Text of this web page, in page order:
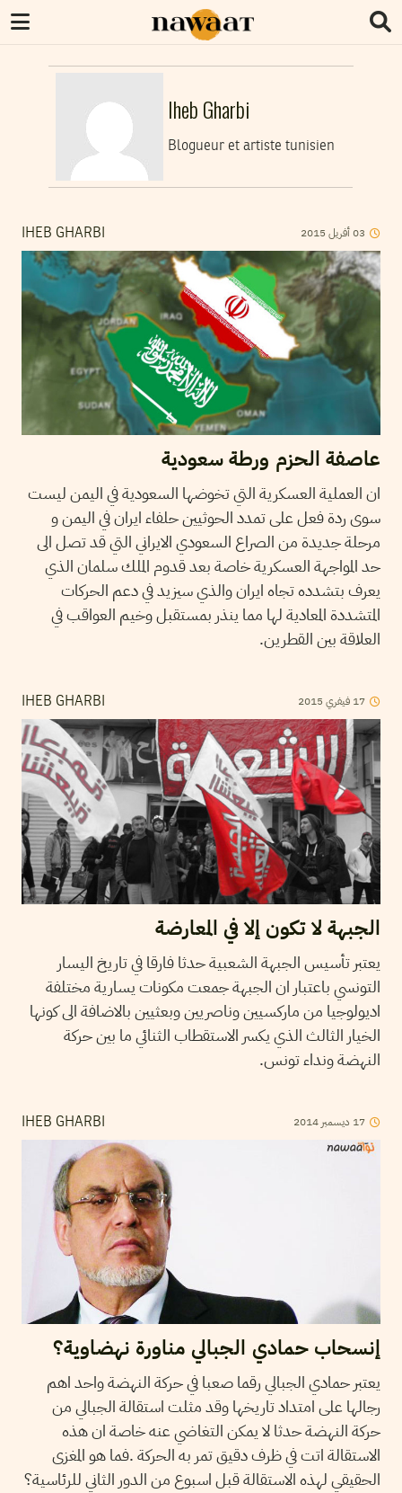
Iheb Gharbi
Blogueur et artiste tunisien
IHEB GHARBI 03أفريل 2015
عاصفة الحزم ورطة سعودية
ان العملية العسكرية التي تخوضها السعودية في اليمن ليست
سوى ردة فعل على تمدد الحوثيين حلفاء ايران في اليمن و
مرحلة جديدة من الصراع السعودي الايراني التي قد تصل الى
حد المواجهة العسكرية خاصة بعد قدوم الملك سلمان الذي
يعرف بتشدده تجاه ايران والذي سيزيد في دعم الحركات
المتشددة المعادية لها مما ينذر بمستقبل وخيم العواقب في
العلاقة بين القطرين.
IHEB GHARBI 17 فيفري 2015
الجبهة لا تكون إلا في المعارضة
يعتبر تأسيس الجبهة الشعبية حدثا فارقا في تاريخ اليسار
التونسي باعتبار ان الجبهة جمعت مكونات يسارية مختلفة
اديولوجيا من ماركسيين وناصريين وبعثيين بالاضافة الى كونها
الخيار الثالث الذي يكسر الاستقطاب الثنائي ما بين حركة
النهضة ونداء تونس.
IHEB GHARBI 17 ديسمبر 2014
إنسحاب حمادي الجبالي مناورة نهضاوية؟
يعتبر حمادي الجبالي رقما صعبا في حركة النهضة واحد اهم
رجالها على امتداد تاريخها وقد مثلت استقالة الجبالي من
حركة النهضة حدثا لا يمكن التغاضي عنه خاصة ان هذه
الاستقالة اتت في ظرف دقيق تمر به الحركة .فما هو المغزى
الحقيقي لهذه الاستقالة قبل اسبوع من الدور الثاني للرئاسية؟